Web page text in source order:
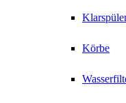
Körbe